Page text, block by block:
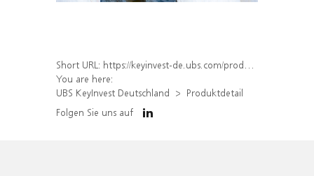
Short URL: https://keyinvest-de.ubs.com/produkt/detail/index/isin/DE000WA78QP9
You are here:
UBS KeyInvest Deutschland
Produktdetail
Folgen Sie uns auf